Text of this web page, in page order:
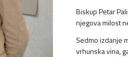
Biskup Petar
njegova milost
Sedmo izdanje
vrhunska vina,